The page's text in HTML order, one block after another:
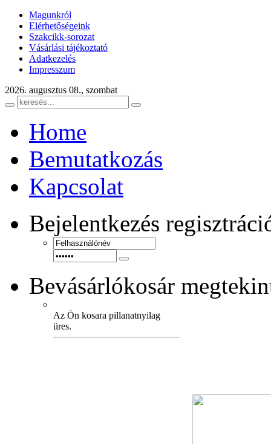
Magunkról
Elérhetőségeink
Szakcikk-sorozat
Vásárlási tájékoztató
Adatkezelés
Impresszum
2026. augusztus 08., szombat
Home
Bemutatkozás
Kapcsolat
Bejelentkezés
Bevásárlókosár
Az Ön kosara pillanatnyilag
üres.